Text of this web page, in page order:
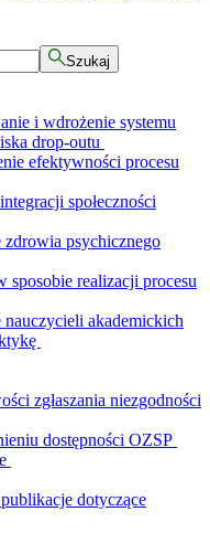
Szukaj
i wdrożenie systemu
drop-outu
efektywności procesu
społeczności
zdrowia psychicznego
sposobie realizacji procesu
nauczycieli akademickich
zgłaszania niezgodności
dostępności OZSP
dotyczące